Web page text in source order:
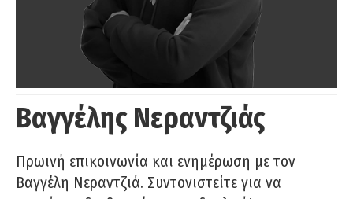
Βαγγέλης Νεραντζιάς
Πρωινή επικοινωνία και ενημέρωση με τον
Βαγγέλη Νεραντζιά. Συντονιστείτε για να